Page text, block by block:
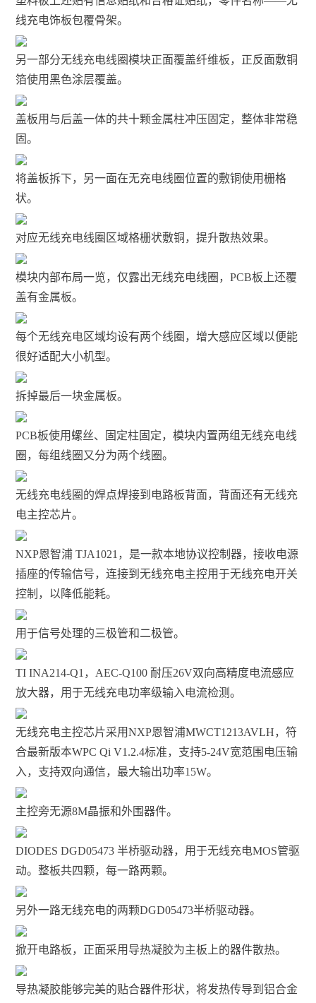
线充电饰板包覆骨架。
另一部分无线充电线圈模块正面覆盖纤维板，正反面敷铜
箔使用黑色涂层覆盖。
盖板用与后盖一体的共十颗金属柱冲压固定，整体非常稳
固。
将盖板拆下，另一面在无充电线圈位置的敷铜使用栅格
状。
对应无线充电线圈区域格栅状敷铜，提升散热效果。
模块内部布局一览，仅露出无线充电线圈，PCB板上还覆
盖有金属板。
每个无线充电区域均设有两个线圈，增大感应区域以便能
很好适配大小机型。
拆掉最后一块金属板。
PCB板使用螺丝、固定柱固定，模块内置两组无线充电线
圈，每组线圈又分为两个线圈。
无线充电线圈的焊点焊接到电路板背面，背面还有无线充
电主控芯片。
NXP恩智浦 TJA1021，是一款本地协议控制器，接收电源
插座的传输信号，连接到无线充电主控用于无线充电开关
控制，以降低能耗。
用于信号处理的三极管和二极管。
TI INA214-Q1，AEC-Q100 耐压26V双向高精度电流感应
放大器，用于无线充电功率级输入电流检测。
无线充电主控芯片采用NXP恩智浦MWCT1213AVLH，符
合最新版本WPC Qi V1.2.4标准，支持5-24V宽范围电压输
入，支持双向通信，最大输出功率15W。
主控旁无源8M晶振和外围器件。
DIODES DGD05473 半桥驱动器，用于无线充电MOS管驱
动。整板共四颗，每一路两颗。
另外一路无线充电的两颗DGD05473半桥驱动器。
掀开电路板，正面采用导热凝胶为主板上的器件散热。
导热凝胶能够完美的贴合器件形状，将发热传导到铝合金